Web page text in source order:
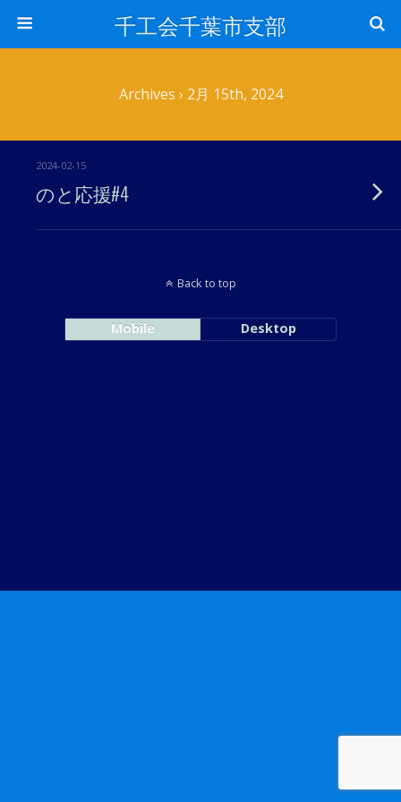
千工会千葉市支部
Archives › 2月 15th, 2024
2024-02-15
のと応援#4
Back to top
Mobile Desktop